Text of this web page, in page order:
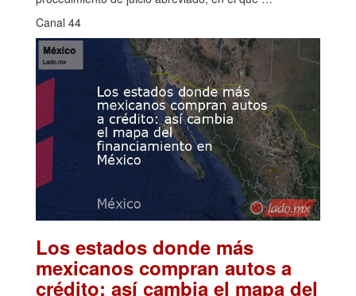
Canal 44
Los estados donde más
mexicanos compran autos a
crédito: así cambia el mapa del